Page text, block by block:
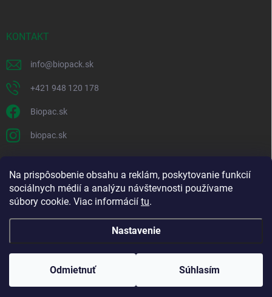
Na prispôsobenie obsahu a reklám, poskytovanie funkcií
sociálnych médií a analýzu návštevnosti používame
súbory cookie. Viac informácií tu.
Nastavenie
Odmietnuť Súhlasím
KONTAKT
info@biopack.sk
+421 948 120 178
Biopac.sk
biopac.sk
Good E-shops have logic. SALELOGICS
Vytvoril Shoptet
Copyright 2026Biopack. Všetky práva vyhradené.Upraviť nastavenie